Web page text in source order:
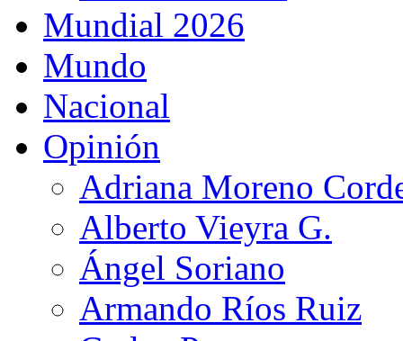
Mundial 2026
Mundo
Nacional
Opinión
Adriana Moreno
Alberto Vieyra G.
Ángel Soriano
Armando Ríos Ruiz